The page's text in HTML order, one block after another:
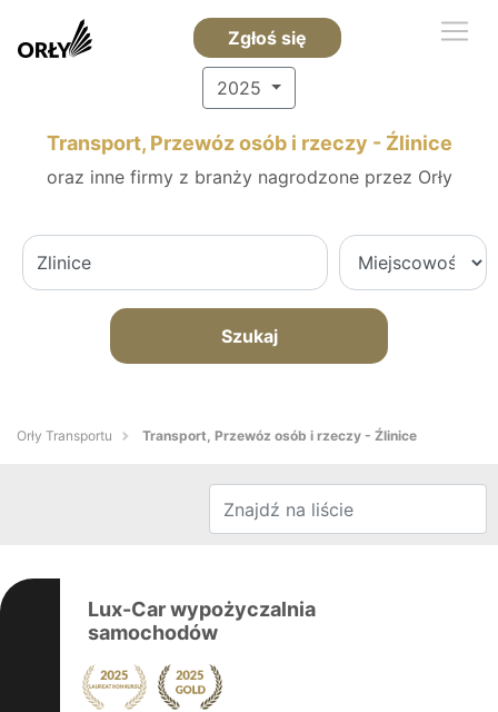
Zgłoś się
2025
Transport, Przewóz osób i rzeczy - Źlinice
oraz inne firmy z branży nagrodzone przez Orły
Szukaj
Orły Transportu Transport, Przewóz osób i rzeczy - Źlinice
Lux-Car wypożyczalnia
samochodów